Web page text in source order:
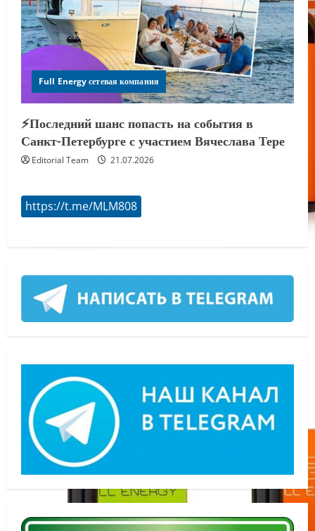
Full Energy сетевая компания
⚡️Последний шанс попасть на события в
Санкт-Петербурге с участием Вячеслава Тере
Editorial Team 21.07.2026
https://t.me/MLM808